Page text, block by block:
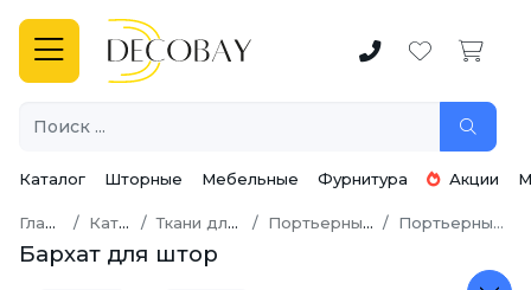
Каталог Шторные Мебельные Фурнитура Акции
Главная Каталог Ткани для штор Портьерные ткани Портьерный бархат
Бархат для штор